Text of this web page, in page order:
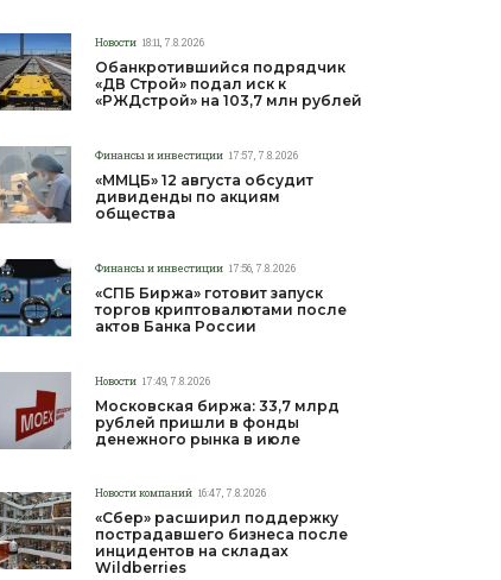
Новости 18:11, 7.8.2026
Обанкротившийся подрядчик
«ДВ Строй» подал иск к
«РЖДстрой» на 103,7 млн рублей
Финансы и инвестиции 17:57, 7.8.2026
«ММЦБ» 12 августа обсудит
дивиденды по акциям
общества
Финансы и инвестиции 17:56, 7.8.2026
«СПБ Биржа» готовит запуск
торгов криптовалютами после
актов Банка России
Новости 17:49, 7.8.2026
Московская биржа: 33,7 млрд
рублей пришли в фонды
денежного рынка в июле
Новости компаний 16:47, 7.8.2026
«Сбер» расширил поддержку
пострадавшего бизнеса после
инцидентов на складах
Wildberries